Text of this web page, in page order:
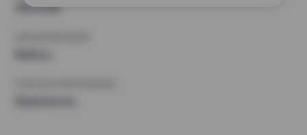
900 EUR